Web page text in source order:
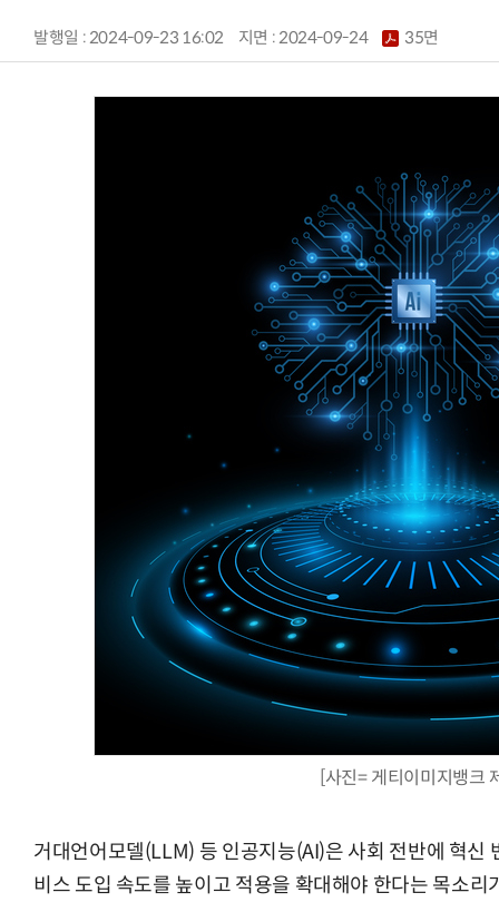
발행일 : 2024-09-23 16:02 지면 :2024-09-24 35면
[사진= 게티이미지뱅크
거대언어모델(LLM) 등 인공지능(AI)은 사회 전반에 혁신
비스 도입 속도를 높이고 적용을 확대해야 한다는 목소리
AI Native Enterprise를 지원하는 AI Ready Data